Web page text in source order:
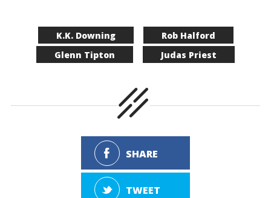
K.K. Downing
Rob Halford
Glenn Tipton
Judas Priest
SHARE
TWEET